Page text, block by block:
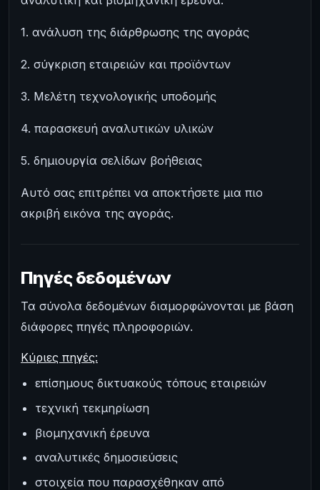
1. ανάλυση της διάρθρωσης της αγοράς
2. σύγκριση εταιρειών και προϊόντων
3. Μελέτη τεχνολογικής υποδομής
4. παρασκευή αναλυτικών υλικών
5. δημιουργία σελίδων βοήθειας
Αυτό σας επιτρέπει να αποκτήσετε μια πιο
ακριβή εικόνα της αγοράς.
Πηγές δεδομένων
Τα σύνολα δεδομένων διαμορφώνονται με βάση
διάφορες πηγές πληροφοριών.
Κύριες πηγές:
επίσημους δικτυακούς τόπους εταιρειών
τεχνική τεκμηρίωση
βιομηχανική έρευνα
αναλυτικές δημοσιεύσεις
στοιχεία που παρασχέθηκαν από